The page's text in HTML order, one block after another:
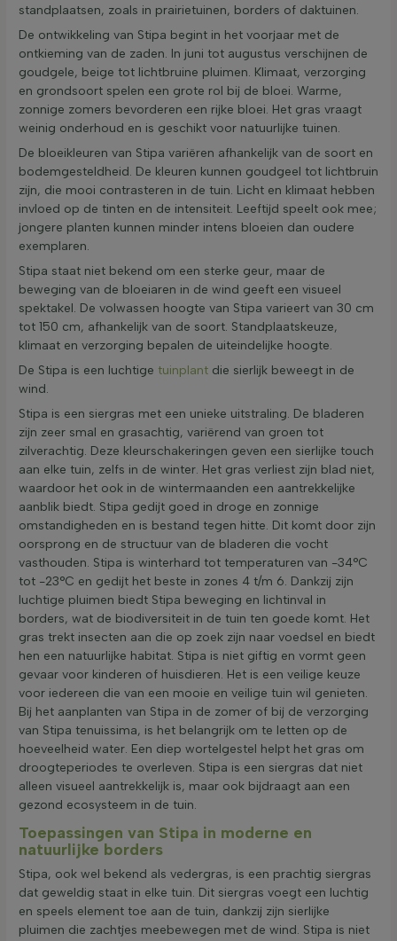
standplaatsen, zoals in prairietuinen, borders of daktuinen.
De ontwikkeling van Stipa begint in het voorjaar met de
ontkieming van de zaden. In juni tot augustus verschijnen de
goudgele, beige tot lichtbruine pluimen. Klimaat, verzorging
en grondsoort spelen een grote rol bij de bloei. Warme,
zonnige zomers bevorderen een rijke bloei. Het gras vraagt
weinig onderhoud en is geschikt voor natuurlijke tuinen.
De bloeikleuren van Stipa variëren afhankelijk van de soort en
bodemgesteldheid. De kleuren kunnen goudgeel tot lichtbruin
zijn, die mooi contrasteren in de tuin. Licht en klimaat hebben
invloed op de tinten en de intensiteit. Leeftijd speelt ook mee;
jongere planten kunnen minder intens bloeien dan oudere
exemplaren.
Stipa staat niet bekend om een sterke geur, maar de
beweging van de bloeiaren in de wind geeft een visueel
spektakel. De volwassen hoogte van Stipa varieert van 30 cm
tot 150 cm, afhankelijk van de soort. Standplaatskeuze,
klimaat en verzorging bepalen de uiteindelijke hoogte.
De Stipa is een luchtige tuinplant die sierlijk beweegt in de
wind.
Stipa is een siergras met een unieke uitstraling. De bladeren
zijn zeer smal en grasachtig, variërend van groen tot
zilverachtig. Deze kleurschakeringen geven een sierlijke touch
aan elke tuin, zelfs in de winter. Het gras verliest zijn blad niet,
waardoor het ook in de wintermaanden een aantrekkelijke
aanblik biedt. Stipa gedijt goed in droge en zonnige
omstandigheden en is bestand tegen hitte. Dit komt door zijn
oorsprong en de structuur van de bladeren die vocht
vasthouden. Stipa is winterhard tot temperaturen van -34°C
tot -23°C en gedijt het beste in zones 4 t/m 6. Dankzij zijn
luchtige pluimen biedt Stipa beweging en lichtinval in
borders, wat de biodiversiteit in de tuin ten goede komt. Het
gras trekt insecten aan die op zoek zijn naar voedsel en biedt
hen een natuurlijke habitat. Stipa is niet giftig en vormt geen
gevaar voor kinderen of huisdieren. Het is een veilige keuze
voor iedereen die van een mooie en veilige tuin wil genieten.
Bij het aanplanten van Stipa in de zomer of bij de verzorging
van Stipa tenuissima, is het belangrijk om te letten op de
hoeveelheid water. Een diep wortelgestel helpt het gras om
droogteperiodes te overleven. Stipa is een siergras dat niet
alleen visueel aantrekkelijk is, maar ook bijdraagt aan een
gezond ecosysteem in de tuin.
Toepassingen van Stipa in moderne en
natuurlijke borders
Stipa, ook wel bekend als vedergras, is een prachtig siergras
dat geweldig staat in elke tuin. Dit siergras voegt een luchtig
en speels element toe aan de tuin, dankzij zijn sierlijke
pluimen die zachtjes meebewegen met de wind. Stipa is niet